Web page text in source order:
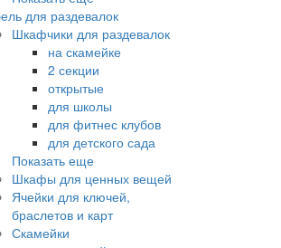
для раздевалок
Шкафчики для раздевалок
на скамейке
2 секции
открытые
для школы
для фитнес клубов
для детского сада
Показать еще
Шкафы для ценных вещей
Ячейки для ключей,
браслетов и карт
Скамейки